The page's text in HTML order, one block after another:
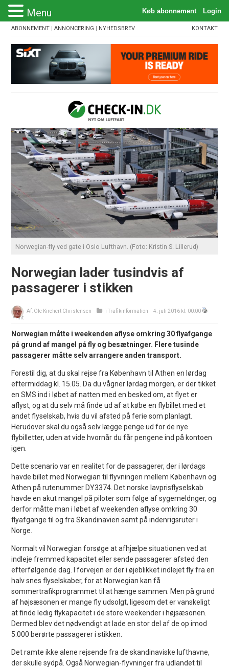
ABONNEMENT |ANNONCERING | NYHEDSBREV KONTAKT
Norwegian-fly ved gate i Oslo Lufthavn. (Foto: Kristin S. Lillerud)
Norwegian lader tusindvis af
passagerer i stikken
Af: Ole Kirchert Christensen iTrafikinformation
4. juli 2016 kl. 00:00
Print
Norwegian måtte i weekenden aflyse omkring 30 flyafgange
på grund af mangel på fly og besætninger. Flere tusinde
passagerer måtte selv arrangere anden transport.
Forestil dig, at du skal rejse fra København til Athen en lørdag
eftermiddag kl. 15.05. Da du vågner lørdag morgen, er der tikket
en SMS ind i løbet af natten med en besked om, at flyet er
aflyst, og at du selv må finde ud af at købe en flybillet med et
andet flyselskab, hvis du vil afsted på ferie som planlagt.
Herudover skal du også selv lægge penge ud for de nye
flybilletter, uden at vide hvornår du får pengene ind på kontoen
igen.
Dette scenario var en realitet for de passagerer, der i lørdags
havde billet med Norwegian til flyvningen mellem København og
Athen på rutenummer DY3374. Det norske lavprisflyselskab
havde en akut mangel på piloter som følge af sygemeldnger, og
derfor måtte man i løbet af weekenden aflyse omkring 30
flyafgange til og fra Skandinavien samt på indenrigsruter i
Norge.
Normalt vil Norwegian forsøge at afhjælpe situationen ved at
indleje fremmed kapacitet eller sende passagerer afsted den
efterfølgende dag. I forvejen er der i øjeblikket indlejet fly fra en
halv snes flyselskaber, for at Norwegian kan få
sommertrafikprogrammet til at hænge sammen. Men på grund
af højsæsonen er mange fly udsolgt, ligesom det er vanskeligt
at finde ledig flykapacitet i de store weekender i højsæsonen.
Dermed blev det nødvendigt at lade en stor del af de op imod
5.000 berørte passagerer i stikken.
Det ramte ikke alene rejsende fra de skandinaviske lufthavne,
der skulle sydpå. Også Norwegian-flyvninger fra udlandet til
Menu